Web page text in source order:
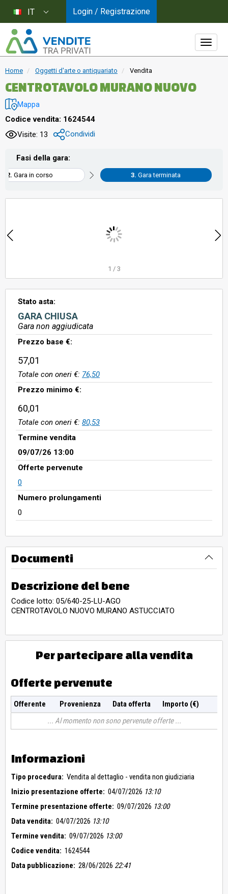
Home Oggetti d'arte o antiquariato Vendita
CENTROTAVOLO MURANO NUOVO
Mappa
Codice vendita: 1624544
Visite: 13
Condividi
Fasi della gara:
Gara in corso Gara terminata
1 / 3
Stato asta:
GARA CHIUSA
Gara non aggiudicata
Prezzo base €:
57,01
Totale con oneri €: 76,50
Prezzo minimo €:
60,01
Totale con oneri €: 80,53
Termine vendita
09/07/26 13:00
Offerte pervenute
0
Numero prolungamenti
0
Documenti
Descrizione del bene
Codice lotto: 05/640-25-LU-AGO
CENTROTAVOLO NUOVO MURANO ASTUCCIATO
Per partecipare alla vendita
Offerte pervenute
Offerente Provenienza Data offerta
Importo (€)
Al momento non sono pervenute offerte
Informazioni
Tipo procedura: Vendita al dettaglio - vendita non giudiziaria
Inizio presentazione offerte: 04/07/2026 13:10
Termine presentazione offerte: 09/07/2026 13:00
Data vendita: 04/07/2026 13:10
Termine vendita: 09/07/2026 13:00
Codice vendita: 1624544
Data pubblicazione: 28/06/2026 22:41
IT Login / Registrazione